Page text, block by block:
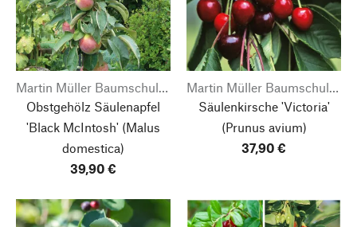
Martin Müller Baumschulen
Obstgehölz Säulenapfel
'Black McIntosh' (Malus
domestica)
39,90 €
Martin Müller Baumschulen
Säulenkirsche 'Victoria'
(Prunus avium)
37,90 €